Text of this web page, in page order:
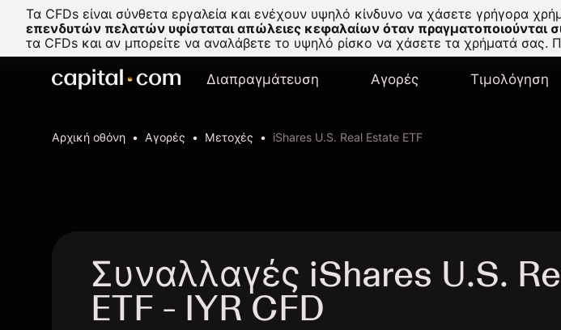
Τα CFDs είναι σύνθετα εργαλεία και ενέχουν υψηλό κίνδυνο να χάσετε γρήγορα
επενδυτών πελατών υφίσταται απώλειες κεφαλαίων όταν πραγματοποιούνται
τα CFDs και αν μπορείτε να αναλάβετε το υψηλό ρίσκο να χάσετε τα χρήματά
Διαπραγμάτευση Αγορές Τιμολόγηση
Αρχική οθόνη Αγορές Μετοχές iShares U.S. Real Estate ETF
Συναλλαγές iShares U.S.
ETF - IYR CFD